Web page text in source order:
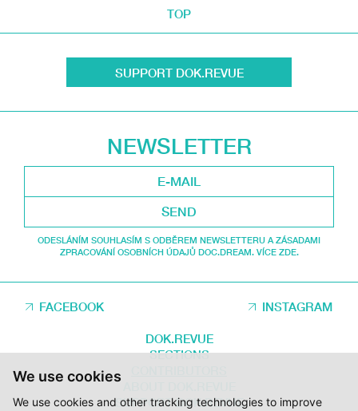
We use cookies
We use cookies and other tracking technologies to improve
TOP
SUPPORT DOK.REVUE
NEWSLETTER
SEND
ODESLÁNÍM SOUHLASÍM S ODBĚREM NEWSLETTERU A ZÁSADAMI
ZPRACOVÁNÍ OSOBNÍCH ÚDAJŮ DOC.DREAM. VÍCE ZDE.
FACEBOOK INSTAGRAM
DOK.REVUE
SECTIONS
SUPPORT DOK.REVUE